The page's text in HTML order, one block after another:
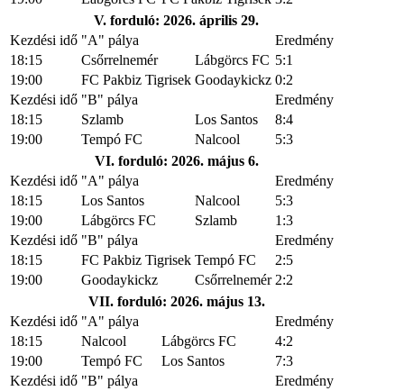
V. forduló: 2026. április 29.
Kezdési idő "A" pálya
Eredmény
18:15
Csőrrelnemér Lábgörcs FC 5:1
19:00
FC Pakbiz Tigrisek Goodaykickz 0:2
Kezdési idő "B" pálya
Eredmény
18:15
Szlamb Los Santos
8:4
19:00
Tempó FC Nalcool
5:3
VI. forduló: 2026. május 6.
Kezdési idő "A" pálya
Eredmény
18:15
Los Santos Nalcool
5:3
19:00
Lábgörcs FC Szlamb
1:3
Kezdési idő "B" pálya
Eredmény
18:15
FC Pakbiz Tigrisek Tempó FC
2:5
19:00
Goodaykickz Csőrrelnemér 2:2
VII. forduló: 2026. május 13.
Kezdési idő "A" pálya
Eredmény
18:15
Nalcool Lábgörcs FC
4:2
19:00
Tempó FC Los Santos
7:3
Kezdési idő "B" pálya
Eredmény